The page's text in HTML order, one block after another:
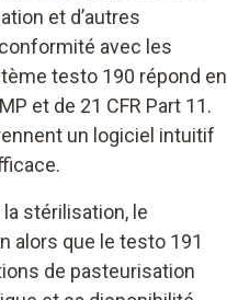
et d’autres
avec les
testo 190 répond en
et de 21 CFR Part 11.
un logiciel intuitif
stérilisation, le
alors que le testo 191
de pasteurisation